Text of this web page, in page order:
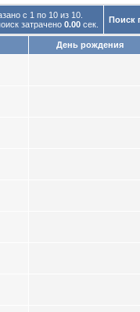
с 1 по 10 из 10.
затрачено 0.00 сек. Поиск
День рождения